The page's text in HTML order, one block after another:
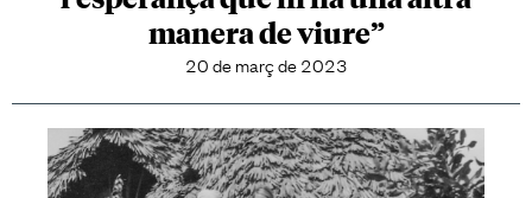
manera de viure”
20 de març de 2023